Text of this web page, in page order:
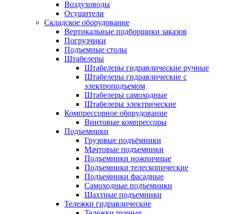
Воздуховоды
Осушители
Складское оборудование
Вертикальные подборщики заказов
Погрузчики
Подъемные столы
Штабелеры
Штабелеры гидравлические ручные
Штабелеры гидравлические с
электроподъемом
Штабелеры самоходные
Штабелеры электрические
Компрессорное оборудование
Винтовые компрессоры
Подъемники
Грузовые подъёмники
Мачтовые подъемники
Подъемники ножничные
Подъемники телескопические
Подъемники фасадные
Самоходные подъемники
Шахтные подъемники
Тележки гидравлические